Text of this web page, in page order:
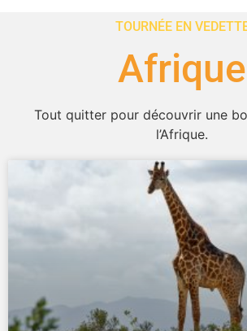
TOURNÉE EN
Afrique
Tout quitter pour découvrir une
l’Afrique​.